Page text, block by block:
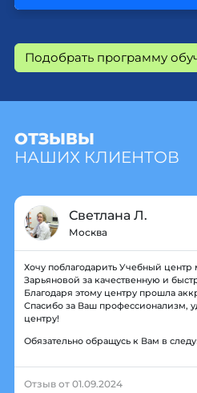
Подобрать программу
ОТЗЫВЫ
НАШИХ КЛИЕНТОВ
Светлана Л.
Москва
Хочу поблагодарить Учебный
Зарьяновой за качественную и
Благодаря этому центру прошла
Спасибо за Ваш профессионализм,
центру!
Обязательно обращусь к Вам в
Отзыв от 01.09.2024